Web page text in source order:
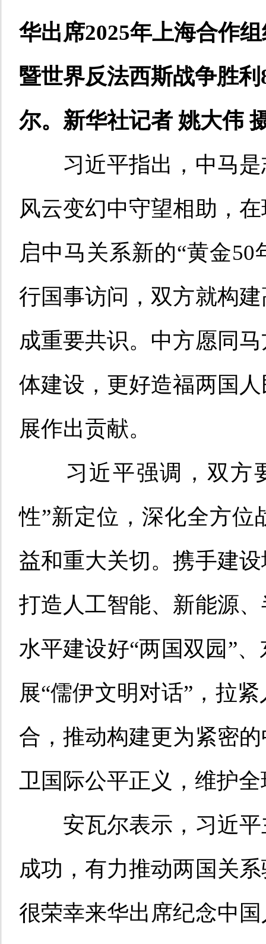
华出席2025年上海合作
暨世界反法西斯战争胜
尔。新华社记者 姚大伟
习近平指出，中马
风云变幻中守望相助，
启中马关系新的“黄金
行国事访问，双方就构
成重要共识。中方愿同
体建设，更好造福两国
展作出贡献。
习近平强调，双方
性”新定位，深化全方位
益和重大关切。携手建
打造人工智能、新能源
水平建设好“两国双园”
展“儒伊文明对话”，拉
合，推动构建更为紧密
卫国际公平正义，维护
安瓦尔表示，习近
成功，有力推动两国关
很荣幸来华出席纪念中